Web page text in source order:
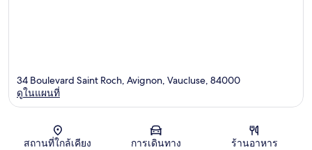
แผนที่
34 Boulevard Saint Roch, Avignon, Vaucluse, 84000
ดูในแผนที่
สถานที่ใกล้เคียง การเดินทาง ร้านอาหาร